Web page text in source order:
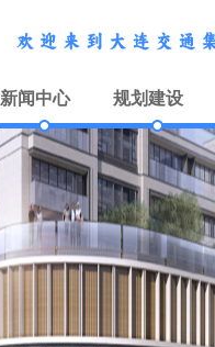
新闻中心 规划建设